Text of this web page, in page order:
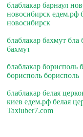
блаблакар барнаул
новосибирск едем.рф
новосибирск
блаблакар бахмут
бахмут
блаблакар борисполь
борисполь борисполь
блаблакар белая
киев едем.рф белая
Taxiuber7.com